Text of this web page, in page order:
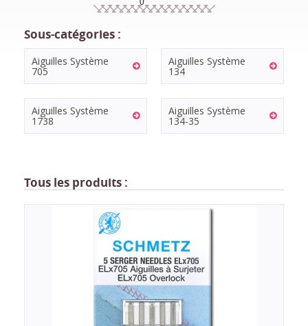
Sous-catégories :
Aiguilles Système
705
Aiguilles Système
134
Aiguilles Système
1738
Aiguilles Système
134-35
Tous les produits :